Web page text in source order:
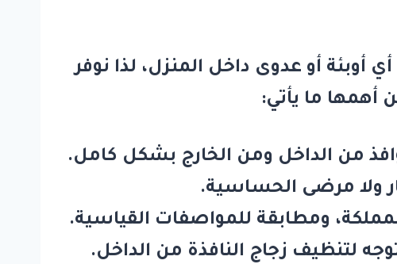
أو عدوى داخل المنزل، لذا نوفر
ما يأتي:
من الداخل ومن الخارج بشكل كامل.
ولا مرضى الحساسية.
ومطابقة للمواصفات القياسية.
لتنظيف زجاج النافذة من الداخل.